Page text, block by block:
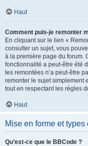
Haut
Comment puis-je remonter
En cliquant sur le lien «
consulter un sujet, vous
à la première page du forum.
fonctionnalité a peut-être été
les remontées n’a peut-être
remonter le sujet simplement
tout en respectant les règles
Haut
Mise en forme et types
Qu’est-ce que le BBCode ?